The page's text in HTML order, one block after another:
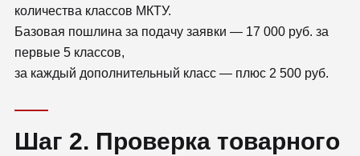
количества классов МКТУ.
Базовая пошлина за подачу заявки — 17 000 руб. за
первые 5 классов,
за каждый дополнительный класс — плюс 2 500 руб.
Шаг 2. Проверка товарного